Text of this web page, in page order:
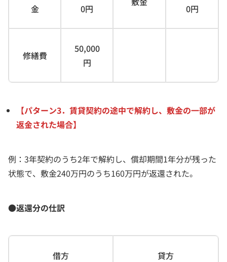
金
0円
0円
修繕費
50,000
円
【パターン3．賃貸契約の途中で解約し、敷金の一部が
返金された場合】
例：3年契約のうち2年で解約し、償却期間1年分が残った
状態で、敷金240万円のうち160万円が返還された。
●返還分の仕訳
借方 貸方